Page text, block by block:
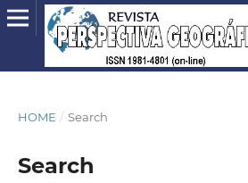
HOME / Search
Search